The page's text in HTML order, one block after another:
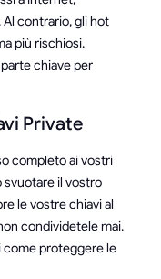
contrario, gli hot
più rischiosi.
chiave per
Private
completo ai vostri
svuotare il vostro
le vostre chiavi al
condividetele mai.
come proteggere le